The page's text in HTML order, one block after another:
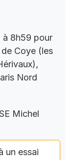
à 8h59 pour
Coye (les
Nord
Michel
un essai